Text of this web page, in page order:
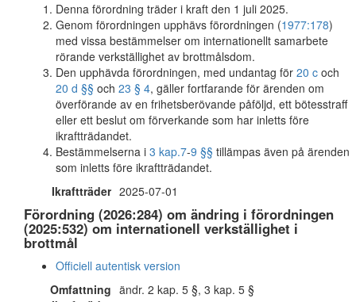
Denna förordning träder i kraft den 1 juli 2025.
Genom förordningen upphävs förordningen (1977:178)
med vissa bestämmelser om internationellt samarbete
rörande verkställighet av brottmålsdom.
Den upphävda förordningen, med undantag för 20 c och
20 d §§ och 23 § 4, gäller fortfarande för ärenden om
överförande av en frihetsberövande påföljd, ett bötesstraff
eller ett beslut om förverkande som har inletts före
ikraftträdandet.
Bestämmelserna i 3 kap.7-9 §§ tillämpas även på ärenden
som inletts före ikraftträdandet.
Ikraftträder 2025-07-01
Förordning (2026:284) om ändring i förordningen
(2025:532) om internationell verkställighet i
brottmål
Officiell autentisk version
Omfattning ändr. 2 kap. 5 §, 3 kap. 5 §